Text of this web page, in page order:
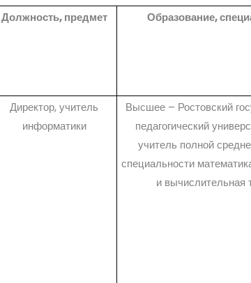
Должность, предмет Образование,
Директор, учитель
информатики
Высшее – Ростовский
педагогический
учитель полной
специальности
и вычислительная